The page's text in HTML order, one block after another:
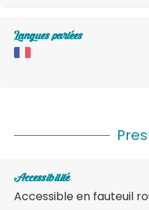
Langues parlées
Accessibilité
Accessible en fauteuil